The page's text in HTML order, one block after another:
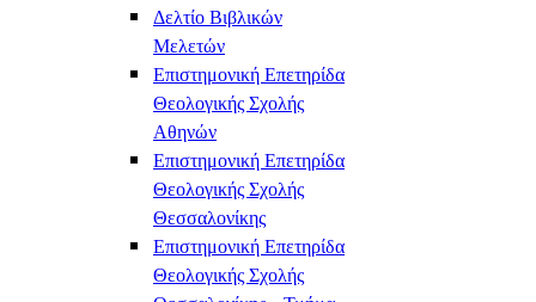
Δελτίο Βιβλικών
Μελετών
Επιστημονική Επετηρίδα
Θεολογικής Σχολής
Αθηνών
Επιστημονική Επετηρίδα
Θεολογικής Σχολής
Θεσσαλονίκης
Επιστημονική Επετηρίδα
Θεολογικής Σχολής